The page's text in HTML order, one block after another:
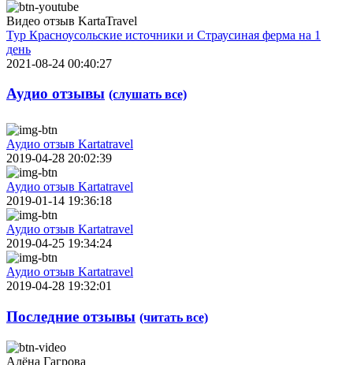
Видео отзыв KartaTravel
Тур Красноусольские источники и Страусиная ферма на 1
день
2021-08-24 00:40:27
Аудио отзывы (слушать все)
Аудио отзыв Kartatravel
2019-04-28 20:02:39
Аудио отзыв Kartatravel
2019-01-14 19:36:18
Аудио отзыв Kartatravel
2019-04-25 19:34:24
Аудио отзыв Kartatravel
2019-04-28 19:32:01
Последние отзывы (читать все)
Алёна Гагрова